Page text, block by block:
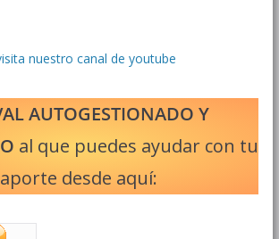
AUTOGESTIONADO Y
al que puedes ayudar con tu
aporte desde aquí: